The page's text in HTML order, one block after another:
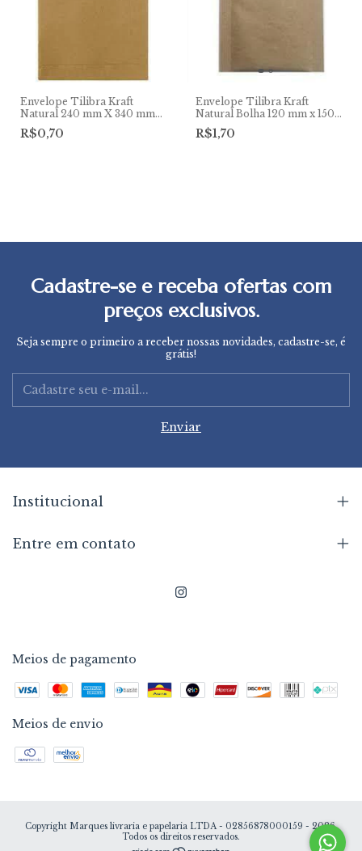
Envelope Tilibra Kraft
Natural 240 mm X 340 mm
Unidade
R$0,70
Envelope Tilibra Kraft
Natural Bolha 120 mm x 150
mm Unidade
R$1,70
Cadastre-se e receba ofertas com
preços exclusivos.
Seja sempre o primeiro a receber nossas novidades, cadastre-se, é
grátis!
Institucional
Entre em contato
Meios de pagamento
Meios de envio
Copyright Marques livraria e papelaria LTDA - 02856878000159 - 2026.
Todos os direitos reservados.